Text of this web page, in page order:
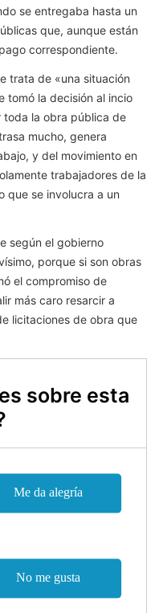
se entregaba hasta un
que, aunque están
correspondiente.
trata de «una situación
tomó la decisión al incio
toda la obra pública de
mucho, genera
y del movimiento en
trabajadores de la
que se involucra a un
según el gobierno
porque si son obras
el compromiso de
más caro resarcir a
licitaciones de obra que
sobre esta